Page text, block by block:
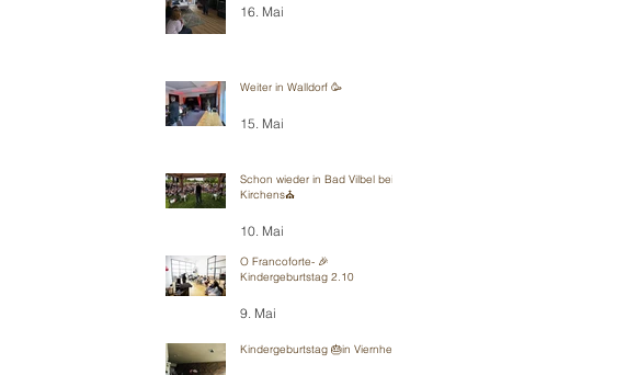
16. Mai
Weiter in Walldorf 🥳
15. Mai
Schon wieder in Bad Vilbel bei
Kirchens⛪️
10. Mai
O Francoforte- 🎉
Kindergeburtstag 2.10
9. Mai
Kindergeburtstag 🎂in Viernheim